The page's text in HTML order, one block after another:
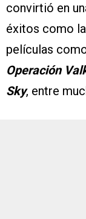
convirtió en
éxitos como
películas
Operación
Sky, entre